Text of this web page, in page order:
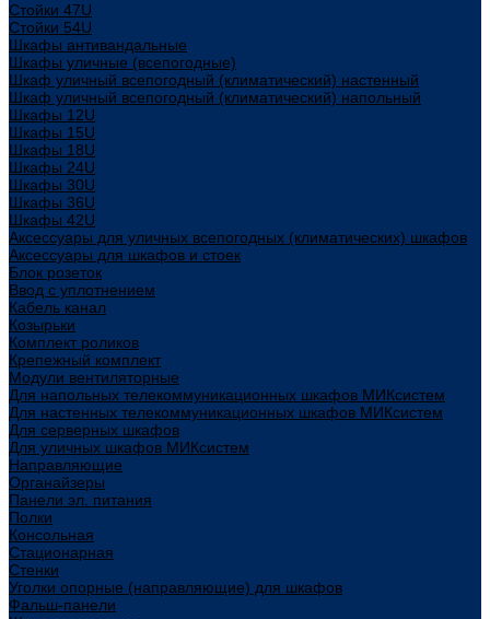
Стойки 47U
Стойки 54U
Шкафы антивандальные
Шкафы уличные (всепогодные)
Шкаф уличный всепогодный (климатический) настенный
Шкаф уличный всепогодный (климатический) напольный
Шкафы 12U
Шкафы 15U
Шкафы 18U
Шкафы 24U
Шкафы 30U
Шкафы 36U
Шкафы 42U
Аксессуары для уличных всепогодных (климатических) шкафов
Аксессуары для шкафов и стоек
Блок розеток
Ввод с уплотнением
Кабель канал
Козырьки
Комплект роликов
Крепежный комплект
Модули вентиляторные
Для напольных телекоммуникационных шкафов МИКсистем
Для настенных телекоммуникационных шкафов МИКсистем
Для серверных шкафов
Для уличных шкафов МИКсистем
Направляющие
Органайзеры
Панели эл. питания
Полки
Консольная
Стационарная
Стенки
Уголки опорные (направляющие) для шкафов
Фальш-панели